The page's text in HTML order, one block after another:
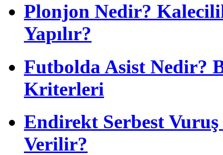
Plonjon Nedir?
Yapılır?
Futbolda Asist Nedir?
Kriterleri
Endirekt Serbest
Verilir?